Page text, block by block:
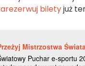
biletyjuż